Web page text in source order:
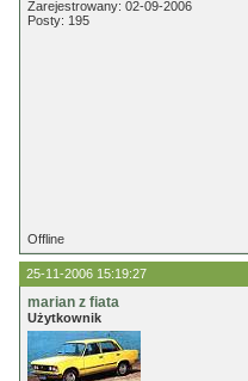
Zarejestrowany: 02-09-2006
Posty: 195
Offline
25-11-2006 15:19:27
marian z fiata
Użytkownik